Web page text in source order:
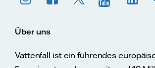
Über uns
Vattenfall ist ein führendes